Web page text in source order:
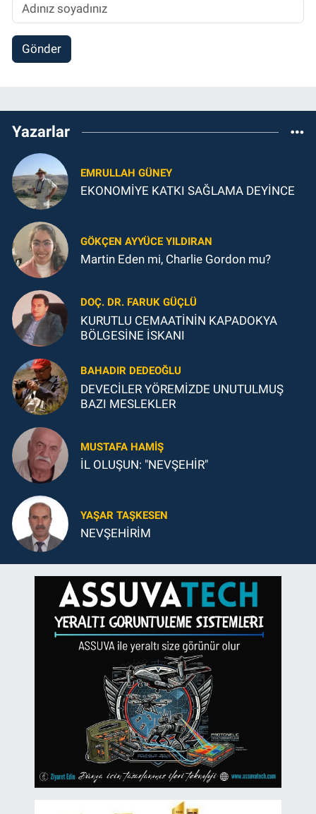
Gönder
Yazarlar
EMRULLAH GÜNEY
EKONOMİYE KATKI SAĞLAMA DEYİNCE
GÖKÇEN AYYÜCE YILDIRAN
Martin Eden mi, Charlie Gordon mu?
DOÇ. DR. FARUK GÜÇLÜ
KURUTLU CEMAATİNİN KAPADOKYA
BÖLGESİNE İSKANI
BAHADIR DEDEOĞLU
DEVECİLER YÖREMİZDE UNUTULMUŞ
BAZI MESLEKLER
MUSTAFA HAMIŞ
İL OLUŞUN: "NEVŞEHİR"
YAŞAR TAŞKESEN
NEVŞEHİRİM